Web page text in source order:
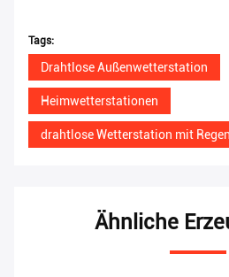
Tags:
Drahtlose Außenwetterstation
Heimwetterstationen
drahtlose Wetterstation mit
Ähnliche